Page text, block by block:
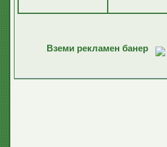
Вземи рекламен банер